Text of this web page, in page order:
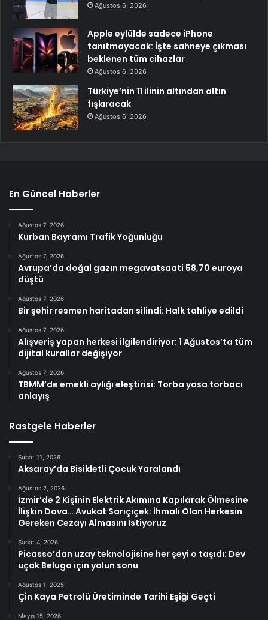
Ağustos 6, 2026
Apple eylülde sadece iPhone
tanıtmayacak: İşte sahneye çıkması
beklenen tüm cihazlar
Ağustos 6, 2026
Türkiye’nin 11 ilinin altından altın
fışkıracak
Ağustos 6, 2026
En Güncel Haberler
Ağustos 7, 2026
Kurban Bayramı Trafik Yoğunluğu
Ağustos 7, 2026
Avrupa’da doğal gazın megavatsaati 58,70 euroya
düştü
Ağustos 7, 2026
Bir şehir resmen haritadan silindi: Halk tahliye edildi
Ağustos 7, 2026
Alışveriş yapan herkesi ilgilendiriyor: 1 Ağustos’ta tüm
dijital kurallar değişiyor
Ağustos 7, 2026
TBMM’de emekli aylığı eleştirisi: Torba yasa torbacı
anlayış
Rastgele Haberler
Şubat 11, 2026
Aksaray’da Bisikletli Çocuk Yaralandı
Ağustos 2, 2026
İzmir’de 2 Kişinin Elektrik Akımına Kapılarak Ölmesine
İlişkin Dava… Avukat Sarıçiçek: İhmali Olan Herkesin
Gereken Cezayı Almasını İstiyoruz
Şubat 4, 2026
Picasso’dan uzay teknolojisine her şeyi o taşıdı: Dev
uçak Beluga için yolun sonu
Ağustos 1, 2025
Çin Kaya Petrolü Üretiminde Tarihi Eşiği Geçti
Mayıs 15, 2026